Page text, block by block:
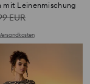
mit Leinenmischung
EUR